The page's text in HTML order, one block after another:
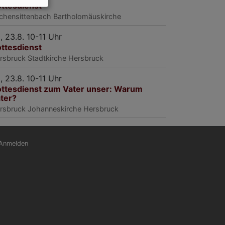
Bartholomäuskirche
23.8. 10-11 Uhr
Stadtkirche Hersbruck
23.8. 10-11 Uhr
zum Vater unser: Warum
Johanneskirche Hersbruck